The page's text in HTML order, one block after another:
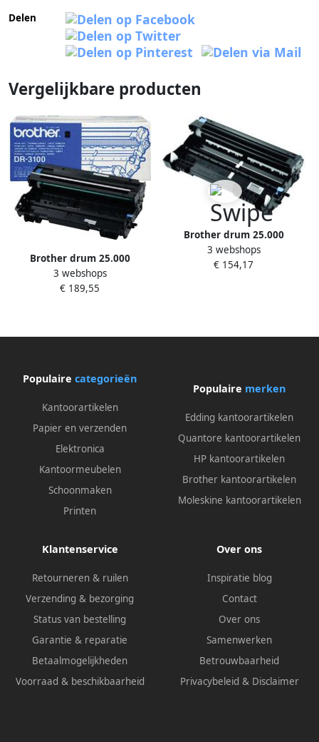
Delen
Vergelijkbare producten
Brother drum 25.000
pagina&apos;s OEM DR-3100
zwart
3 webshops
€ 189,55
Brother drum 25.000
pagina&apos;s OEM DR-3200
zwart
3 webshops
€ 154,17
Populaire categorieën
Kantoorartikelen
Papier en verzenden
Elektronica
Kantoormeubelen
Schoonmaken
Printen
Populaire merken
Edding kantoorartikelen
Quantore kantoorartikelen
HP kantoorartikelen
Brother kantoorartikelen
Moleskine kantoorartikelen
Klantenservice
Retourneren & ruilen
Verzending & bezorging
Status van bestelling
Garantie & reparatie
Betaalmogelijkheden
Voorraad & beschikbaarheid
Over ons
Inspiratie blog
Contact
Over ons
Samenwerken
Betrouwbaarheid
Privacybeleid & Disclaimer